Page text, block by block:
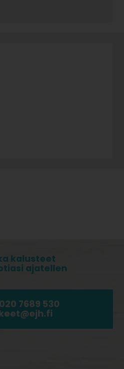
kalusteet
ajatellen
7689 530